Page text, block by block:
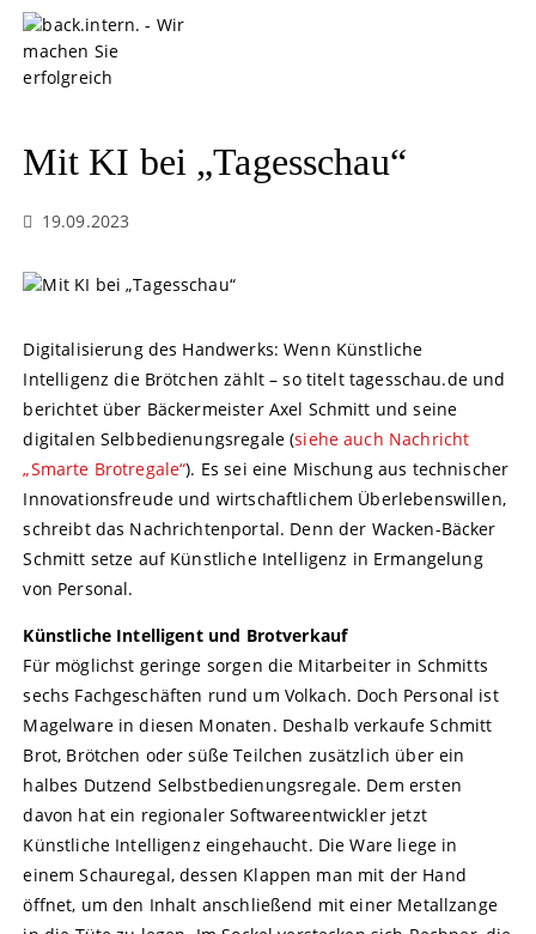
Mit KI bei „Tagesschau“
19.09.2023
Digitalisierung des Handwerks: Wenn Künstliche
Intelligenz die Brötchen zählt – so titelt tagesschau.de und
berichtet über Bäckermeister Axel Schmitt und seine
digitalen Selbbedienungsregale (siehe auch Nachricht
„Smarte Brotregale“). Es sei eine Mischung aus technischer
Innovationsfreude und wirtschaftlichem Überlebenswillen,
schreibt das Nachrichtenportal. Denn der Wacken-Bäcker
Schmitt setze auf Künstliche Intelligenz in Ermangelung
von Personal.
Künstliche Intelligent und Brotverkauf
Für möglichst geringe sorgen die Mitarbeiter in Schmitts
sechs Fachgeschäften rund um Volkach. Doch Personal ist
Magelware in diesen Monaten. Deshalb verkaufe Schmitt
Brot, Brötchen oder süße Teilchen zusätzlich über ein
halbes Dutzend Selbstbedienungsregale. Dem ersten
davon hat ein regionaler Softwareentwickler jetzt
Künstliche Intelligenz eingehaucht. Die Ware liege in
einem Schauregal, dessen Klappen man mit der Hand
öffnet, um den Inhalt anschließend mit einer Metallzange